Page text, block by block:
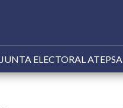
JUNTA ELECTORAL ATEPSA